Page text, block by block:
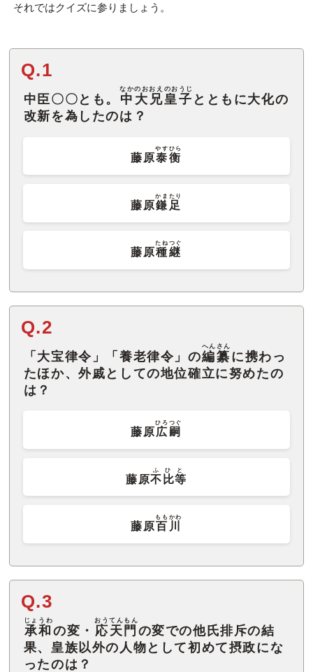
それではクイズに参りましょう。
Q.1
中臣〇〇とも。 中大兄皇子
なかのおおえのおうじ
とともに大化の
改新を為したのは？
藤原泰衡
やすひら
藤原鎌足
かまたり
藤原種継
たねつぐ
Q.2
「大宝律令」「養老律令」の編纂
へんさん
に携わっ
たほか、外戚としての地位確立に努めたの
は？
藤原広嗣
ひろつぐ
藤原不比等
ふひと
藤原百川
ももかわ
Q.3
承和
じょうわ
の変・ 応天門
おうてんもん
の変での他氏排斥の結
果、皇族以外の人物として初めて摂政にな
ったのは？